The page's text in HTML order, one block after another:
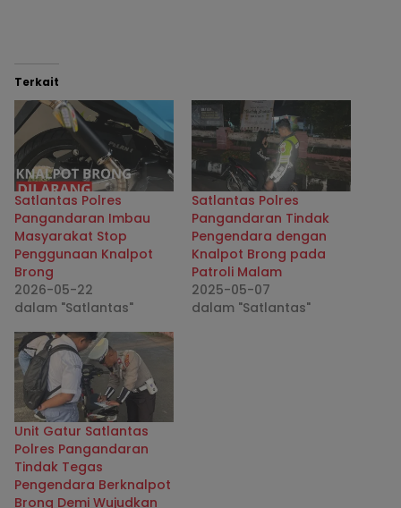
Terkait
Satlantas Polres
Pangandaran Imbau
Masyarakat Stop
Penggunaan Knalpot
Brong
2026-05-22
dalam "Satlantas"
Satlantas Polres
Pangandaran Tindak
Pengendara dengan
Knalpot Brong pada
Patroli Malam
2025-05-07
dalam "Satlantas"
Unit Gatur Satlantas
Polres Pangandaran
Tindak Tegas
Pengendara Berknalpot
Brong Demi Wujudkan